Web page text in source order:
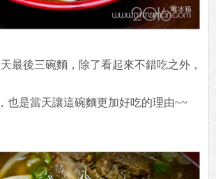
最後三碗麵，除了看起來不錯吃之外，
也是當天讓這碗麵更加好吃的理由~~